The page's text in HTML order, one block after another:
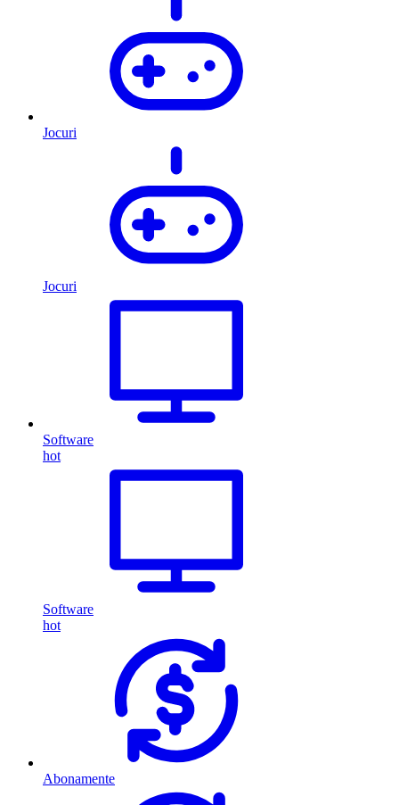
Jocuri
Jocuri
Software
hot
Software
hot
Abonamente